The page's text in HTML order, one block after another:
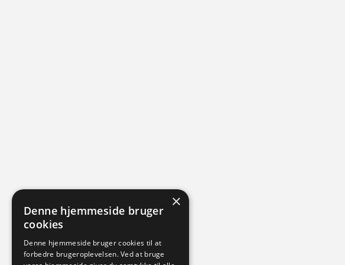
×
Denne hjemmeside bruger
cookies
Denne hjemmeside bruger cookies til at
forbedre brugeroplevelsen. Ved at bruge